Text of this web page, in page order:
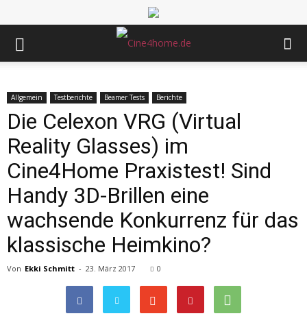
Allgemein Testberichte Beamer Tests Berichte
Die Celexon VRG (Virtual
Reality Glasses) im
Cine4Home Praxistest! Sind
Handy 3D-Brillen eine
wachsende Konkurrenz für das
klassische Heimkino?
Von Ekki Schmitt - 23. März 2017 0